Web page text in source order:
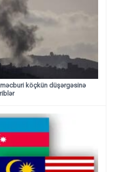
köçkün düşərgəsinə